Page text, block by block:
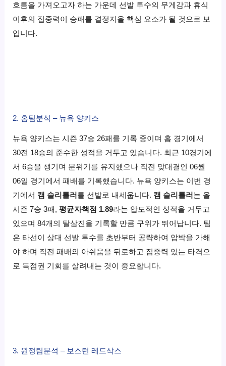
흐름을 가져오고자 하는 가운데 선발 투수의 무게감과 휴식
이후의 집중력이 승패를 결정지을 핵심 요소가 될 것으로 보
입니다.
2. 홈팀분석 – 뉴욕 양키스
뉴욕 양키스는 시즌 37승 26패를 기록 중이며 홈 경기에서
30전 18승의 준수한 성적을 거두고 있습니다. 최근 10경기에
서 6승을 챙기며 분위기를 유지했으나 직전 맞대결인 06월
06일 경기에서 패배를 기록했습니다. 뉴욕 양키스는 이번 경
기에서 캠 슬리틀러 를 선발로 내세웁니다. 캠 슬리틀러 는 올
시즌 7승 3패,평균자책점 1.89라는 압도적인 성적을 거두고
있으며 84개의 탈삼진을 기록할 만큼 구위가 뛰어납니다. 팀
은 타선이 상대 선발 투수를 초반부터 공략하여 압박을 가해
야 하며 직전 패배의 아쉬움을 뒤로하고 집중력 있는 타격으
로 득점권 기회를 살려내는 것이 중요합니다.
3. 원정팀분석 – 보스턴 레드삭스